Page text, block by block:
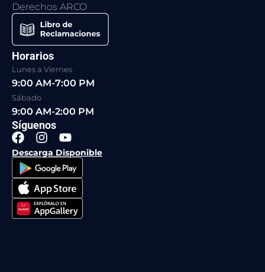
Derechos ARCO
Horarios
Lunes a Viernes
9:00 AM-7:00 PM
Sábado
9:00 AM-2:00 PM
Síguenos
F
a
c
e
b
o
o
k
I
n
s
t
a
g
r
a
Y
o
u
t
u
b
e
Descarga Disponible